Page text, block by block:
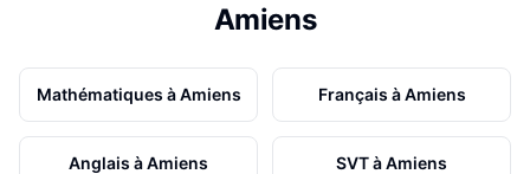
Amiens
Mathématiques àAmiens Français àAmiens
Anglais àAmiens SVTàAmiens